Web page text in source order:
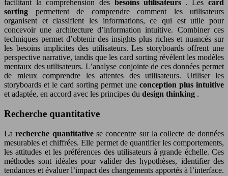
facilitant la compréhension des besoins utilisateurs . Les card
sorting permettent de comprendre comment les utilisateurs
organisent et classifient les informations, ce qui est utile pour
concevoir une architecture d’information intuitive. Combiner ces
techniques permet d’obtenir des insights plus riches et nuancés sur
les besoins implicites des utilisateurs. Les storyboards offrent une
perspective narrative, tandis que les card sorting révèlent les modèles
mentaux des utilisateurs. L’analyse conjointe de ces données permet
de mieux comprendre les attentes des utilisateurs. Utiliser les
storyboards et le card sorting permet une conception plus intuitive
et adaptée, en accord avec les principes du design thinking .
Recherche quantitative
Larecherche quantitativese concentre sur la collecte de données
mesurables et chiffrées. Elle permet de quantifier les comportements,
les attitudes et les préférences des utilisateurs à grande échelle. Ces
méthodes sont idéales pour valider des hypothèses, identifier des
tendances et évaluer l’impact des changements apportés à l’interface.